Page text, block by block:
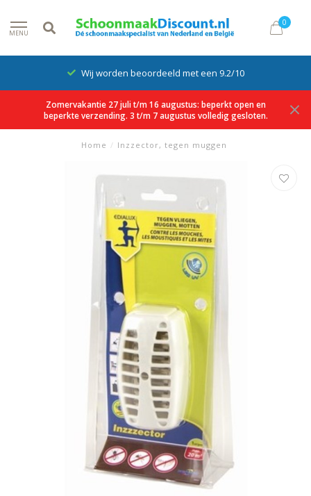
MENU
0
Wij worden beoordeeld met een 9.2/10
Zomervakantie 27 juli t/m 16 augustus: beperkt open en
beperkte verzending. 3 t/m 7 augustus volledig gesloten.
Home / Inzzector, tegen muggen